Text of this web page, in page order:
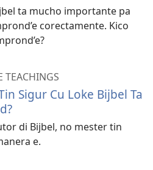
ta mucho importante pa
corectamente. Kico
TEACHINGS
Sigur Cu Loke Bijbel Ta
di Bijbel, no mester tin
e.